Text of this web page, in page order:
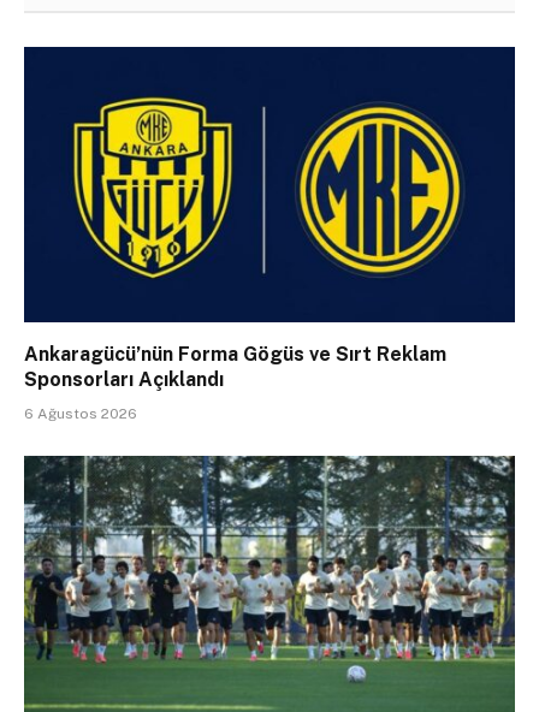
Ankaragücü’nün Forma Gögüs ve Sırt Reklam
Sponsorları Açıklandı
6 Ağustos 2026